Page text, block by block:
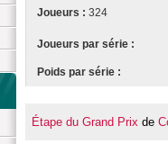
Joueurs : 324
Joueurs par série :
Poids par série :
Étape du Grand Prix de